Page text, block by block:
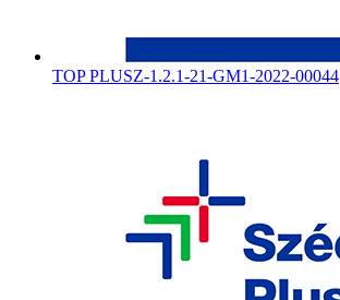
TOP PLUSZ-1.2.1-21-GM1-2022-00044